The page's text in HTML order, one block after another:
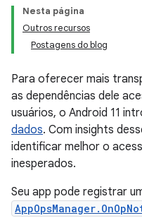
Nesta página
Outros recursos
Postagens do blog
Para oferecer mais
as dependências dele
usuários, o Android 11
dados. Com insights
identificar melhor o
inesperados.
Seu app pode registrar